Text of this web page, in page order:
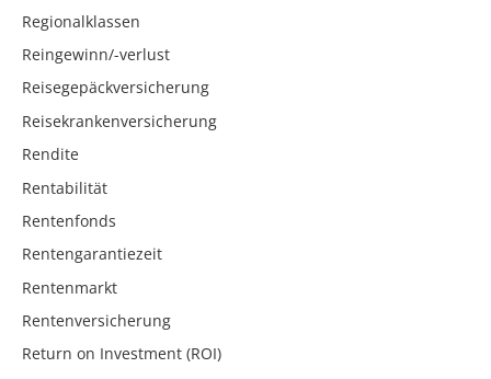
Regionalklassen
Reingewinn/-verlust
Reisegepäckversicherung
Reisekrankenversicherung
Rendite
Rentabilität
Rentenfonds
Rentengarantiezeit
Rentenmarkt
Rentenversicherung
Return on Investment (ROI)